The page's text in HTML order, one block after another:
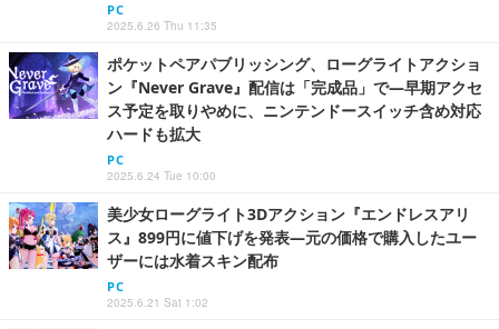
PC
2025.6.26 Thu 11:35
ポケットペアパブリッシング、ローグライトアクショ
ン『Never Grave』配信は「完成品」で―早期アクセ
ス予定を取りやめに、ニンテンドースイッチ含め対応
ハードも拡大
PC
2025.6.24 Tue 10:00
美少女ローグライト3Dアクション『エンドレスアリ
ス』899円に値下げを発表―元の価格で購入したユー
ザーには水着スキン配布
PC
2025.6.21 Sat 1:02